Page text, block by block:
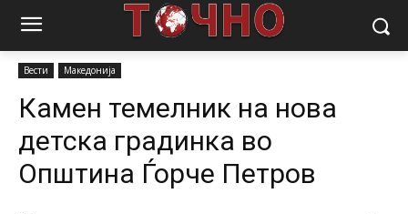
Почетна
Камен темелник на нова детска градинка во
Вести Македонија
Камен темелник на нова
детска градинка во
Општина Ѓорче Петров